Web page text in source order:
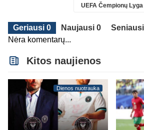
UEFA Čempionų Lyga
Geriausi 0 Naujausi 0
Nėra komentarų...
Kitos naujienos
Dienos nuotrauka